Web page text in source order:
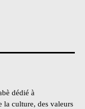
dédié à
la culture, des valeurs